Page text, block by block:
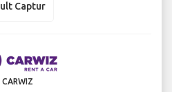
Captur
CARWIZ